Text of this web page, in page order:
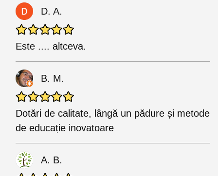
D. A.
Este .... altceva.
B. M.
Dotări de calitate, lângă un pădure și metode
de educație inovatoare
A. B.